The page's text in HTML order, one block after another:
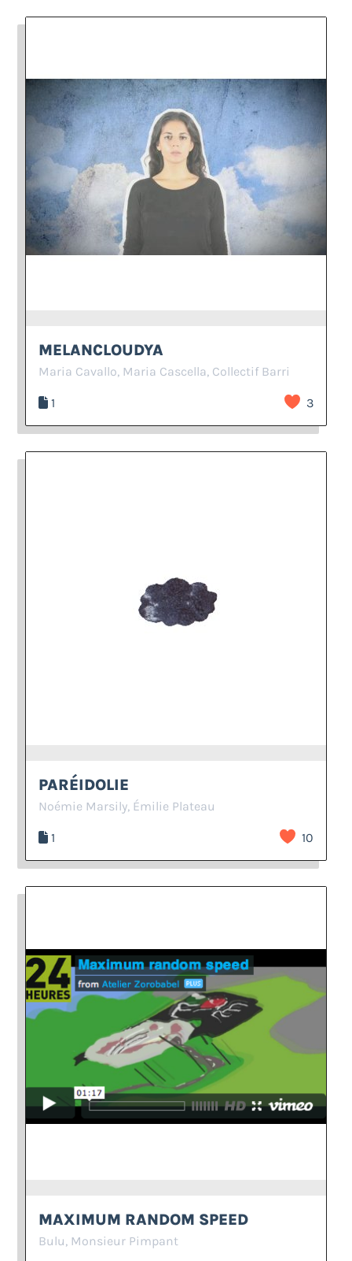
MELANCLOUDYA
Maria Cavallo, Maria Cascella, Collectif Barri
1 3
PARÉIDOLIE
Noémie Marsily, Émilie Plateau
1 10
MAXIMUM RANDOM SPEED
Bulu, Monsieur Pimpant